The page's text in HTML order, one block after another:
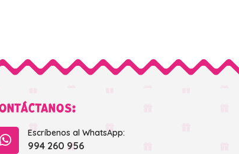
Escríbenos al WhatsApp:
994 260 956